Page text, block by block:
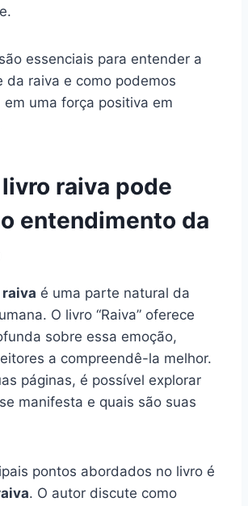
essenciais para entender a
da raiva e como podemos
uma força positiva em
raiva pode
entendimento da
raiva é uma parte natural da
O livro “Raiva” oferece
sobre essa emoção,
a compreendê-la melhor.
páginas, é possível explorar
manifesta e quais são suas
pontos abordados no livro é
. O autor discute como